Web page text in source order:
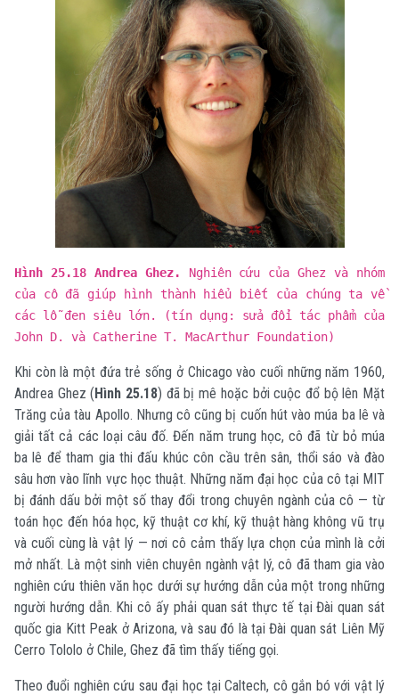
Hình 25.18 Andrea Ghez.
Nghiên cứu của Ghez và nhóm
của cô đã giúp hình thành hiểu biết của chúng ta về
các lỗ đen siêu lớn. (tín dụng: sửa đổi tác phẩm của
John D. và Catherine T. MacArthur Foundation)
Khi còn là một đứa trẻ sống ở Chicago vào cuối những năm 1960,
Andrea Ghez (Hình 25.18) đã bị mê hoặc bởi cuộc đổ bộ lên Mặt
Trăng của tàu Apollo. Nhưng cô cũng bị cuốn hút vào múa ba lê và
giải tất cả các loại câu đố. Đến năm trung học, cô đã từ bỏ múa
ba lê để tham gia thi đấu khúc côn cầu trên sân, thổi sáo và đào
sâu hơn vào lĩnh vực học thuật. Những năm đại học của cô tại MIT
bị đánh dấu bởi một số thay đổi trong chuyên ngành của cô — từ
toán học đến hóa học, kỹ thuật cơ khí, kỹ thuật hàng không vũ trụ
và cuối cùng là vật lý — nơi cô cảm thấy lựa chọn của mình là cởi
mở nhất. Là một sinh viên chuyên ngành vật lý, cô đã tham gia vào
nghiên cứu thiên văn học dưới sự hướng dẫn của một trong những
người hướng dẫn. Khi cô ấy phải quan sát thực tế tại Đài quan sát
quốc gia Kitt Peak ở Arizona, và sau đó là tại Đài quan sát Liên Mỹ
Cerro Tololo ở Chile, Ghez đã tìm thấy tiếng gọi.
Theo đuổi nghiên cứu sau đại học tại Caltech, cô gắn bó với vật lý